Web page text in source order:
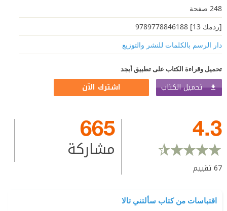
248 صفحة
[ردمك 13] 9789778846188
دار الرسم بالكلمات للنشر والتوزيع
تحميل وقراءة الكتاب على تطبيق أبجد
تحميل الكتاب اشترك الآن
4.3
67تقييم
665
مشاركة
اقتباسات من كتاب سألتني تالا